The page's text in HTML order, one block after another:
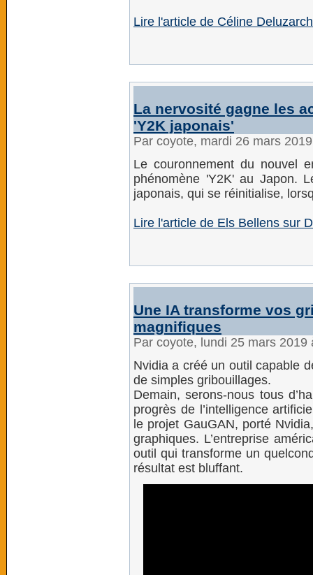
Lire l'article de Céline
La nervosité gagne les
'Y2K japonais'
Par coyote, mardi 26 mars
Le couronnement du nouvel
phénomène 'Y2K' au Japon.
japonais, qui se réinitialise,
Lire l'article de Els Bellens sur
Une IA transforme vos
magnifiques
Par coyote, lundi 25 mars
Nvidia a créé un outil capable
de simples gribouillages.
Demain, serons-nous tous
progrès de l’intelligence
le projet GauGAN, porté
graphiques. L’entreprise
outil qui transforme un
résultat est bluffant.